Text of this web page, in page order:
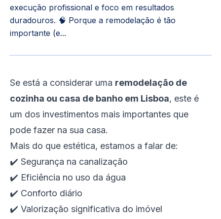
execução profissional e foco em resultados
duradouros. 🧠 Porque a remodelação é tão
importante (e...
Se está a considerar uma remodelação de
cozinha ou casa de banho em Lisboa, este é
um dos investimentos mais importantes que
pode fazer na sua casa.
Mais do que estética, estamos a falar de:
✔️ Segurança na canalização
✔️ Eficiência no uso da água
✔️ Conforto diário
✔️ Valorização significativa do imóvel